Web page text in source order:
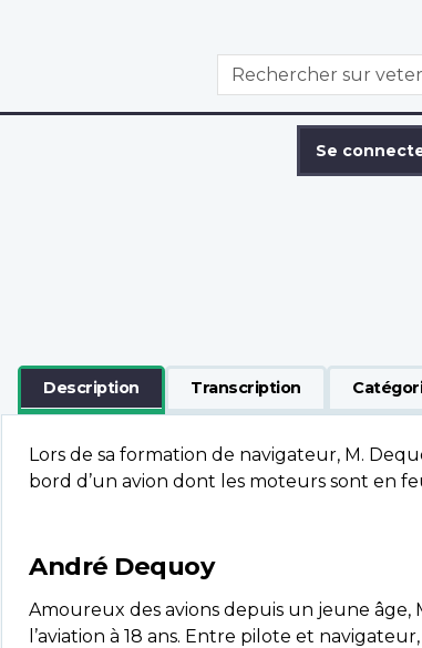
WxT
Search
Rechercher
Se
Description Transcription
Lors de sa formation de navigateur, M.
bord d’un avion dont les moteurs sont en
André Dequoy
Amoureux des avions depuis un jeune âge,
l’aviation à 18 ans. Entre pilote et